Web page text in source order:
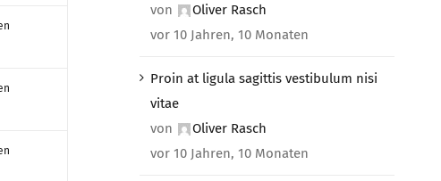
von
Oliver Rasch
vor 10 Jahren, 10 Monaten
Proin at ligula sagittis vestibulum nisi
vitae
von
Oliver Rasch
vor 10 Jahren, 10 Monaten